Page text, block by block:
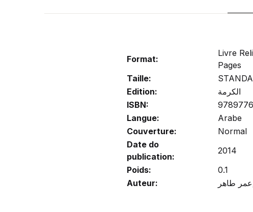
Format:
Livre
Pages
Taille:
Edition:
الكرمة
ISBN:
Langue:
Arabe
Couverture:
Normal
Date do
publication:
2014
Poids:
0.1
Auteur: